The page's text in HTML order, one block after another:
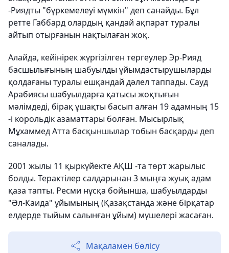
-Риядты "бүркемелеуі мүмкін" деп санайды. Бұл
ретте Габбард олардың қандай ақпарат туралы
айтып отырғанын нақтылаған жоқ.
Алайда, кейінірек жүргізілген тергеулер Эр-Рияд
басшылығының шабуылды ұйымдастырушыларды
қолдағаны туралы ешқандай дәлел таппады. Сауд
Арабиясы шабуылдарға қатысы жоқтығын
мәлімдеді, бірақ ұшақты басып алған 19 адамның 15
-і корольдік азаматтары болған. Мысырлық
Мұхаммед Атта басқыншылар тобын басқарды деп
саналады.
2001 жылы 11 қыркүйекте АҚШ -та төрт жарылыс
болды. Терактілер салдарынан 3 мыңға жуық адам
қаза тапты. Ресми нұсқа бойынша, шабуылдарды
"Әл-Каида" ұйымының (Қазақстанда және бірқатар
елдерде тыйым салынған ұйым) мүшелері жасаған.
Мақаламен бөлісу